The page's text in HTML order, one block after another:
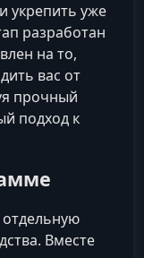
укрепить уже
разработан
на то,
вас от
прочный
подход к
отдельную
Вместе